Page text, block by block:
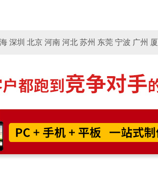
深圳 北京 河南 河北 苏州 东莞 宁波 广州